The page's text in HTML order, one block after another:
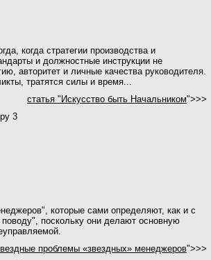
когда стратегии производства и
и должностные инструкции не
авторитет и личные качества руководителя.
тратятся силы и время...
статья "Искусство быть Начальником">>>
3
которые сами определяют, как и с
поскольку они делают основную
проблемы «звездных» менеджеров">>>